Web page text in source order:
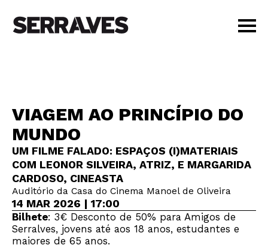
LOJA
PT | EN
BILHETES
AMIGOS
VIAGEM AO PRINCÍPIO DO
MUNDO
UM FILME FALADO: ESPAÇOS (I)MATERIAIS
COM LEONOR SILVEIRA, ATRIZ, E MARGARIDA
CARDOSO, CINEASTA
Auditório da Casa do Cinema Manoel de Oliveira
14 MAR 2026 | 17:00
Bilhete: 3€ Desconto de 50% para Amigos de
Serralves, jovens até aos 18 anos, estudantes e
maiores de 65 anos.